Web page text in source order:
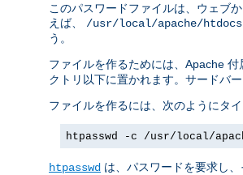
このパスワードファイルは、ウェブ
えば、 /usr/local/apache/htdocs
う。
ファイルを作るためには、Apache 付
クトリ以下に置かれます。サードバ
ファイルを作るには、次のようにタイ
htpasswd -c /usr/local/
htpasswd は、パスワードを要求し